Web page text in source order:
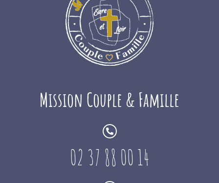
Mission Couple & Famille
02 37 88 00 14